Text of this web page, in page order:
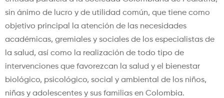
sin ánimo de lucro y de utilidad común, que tiene como
objetivo principal la atención de las necesidades
académicas, gremiales y sociales de los especialistas de
la salud, así como la realización de todo tipo de
intervenciones que favorezcan la salud y el bienestar
biológico, psicológico, social y ambiental de los niños,
niñas y adolescentes y sus familias en Colombia.